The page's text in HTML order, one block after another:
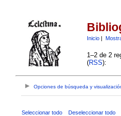
Inicio|
1–2 de 2
(RSS):
Opciones de búsqueda y
Seleccionar todo Deseleccionar todo